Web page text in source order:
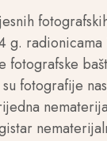
g.
fotografije